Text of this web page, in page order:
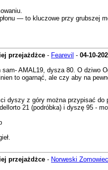
— to kluczowe przy grubszej
przejażdżce - Fearevil - 04-10-
AMAL19, dysza 80. O dziwo
to ogarnąć, ale czy aby na
dyszy z góry można przypisać
21 (podróbka) i dyszę 95 -
przejażdżce - Norweski Zomowiec